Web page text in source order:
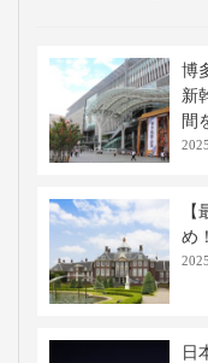
博
新
間
め
日